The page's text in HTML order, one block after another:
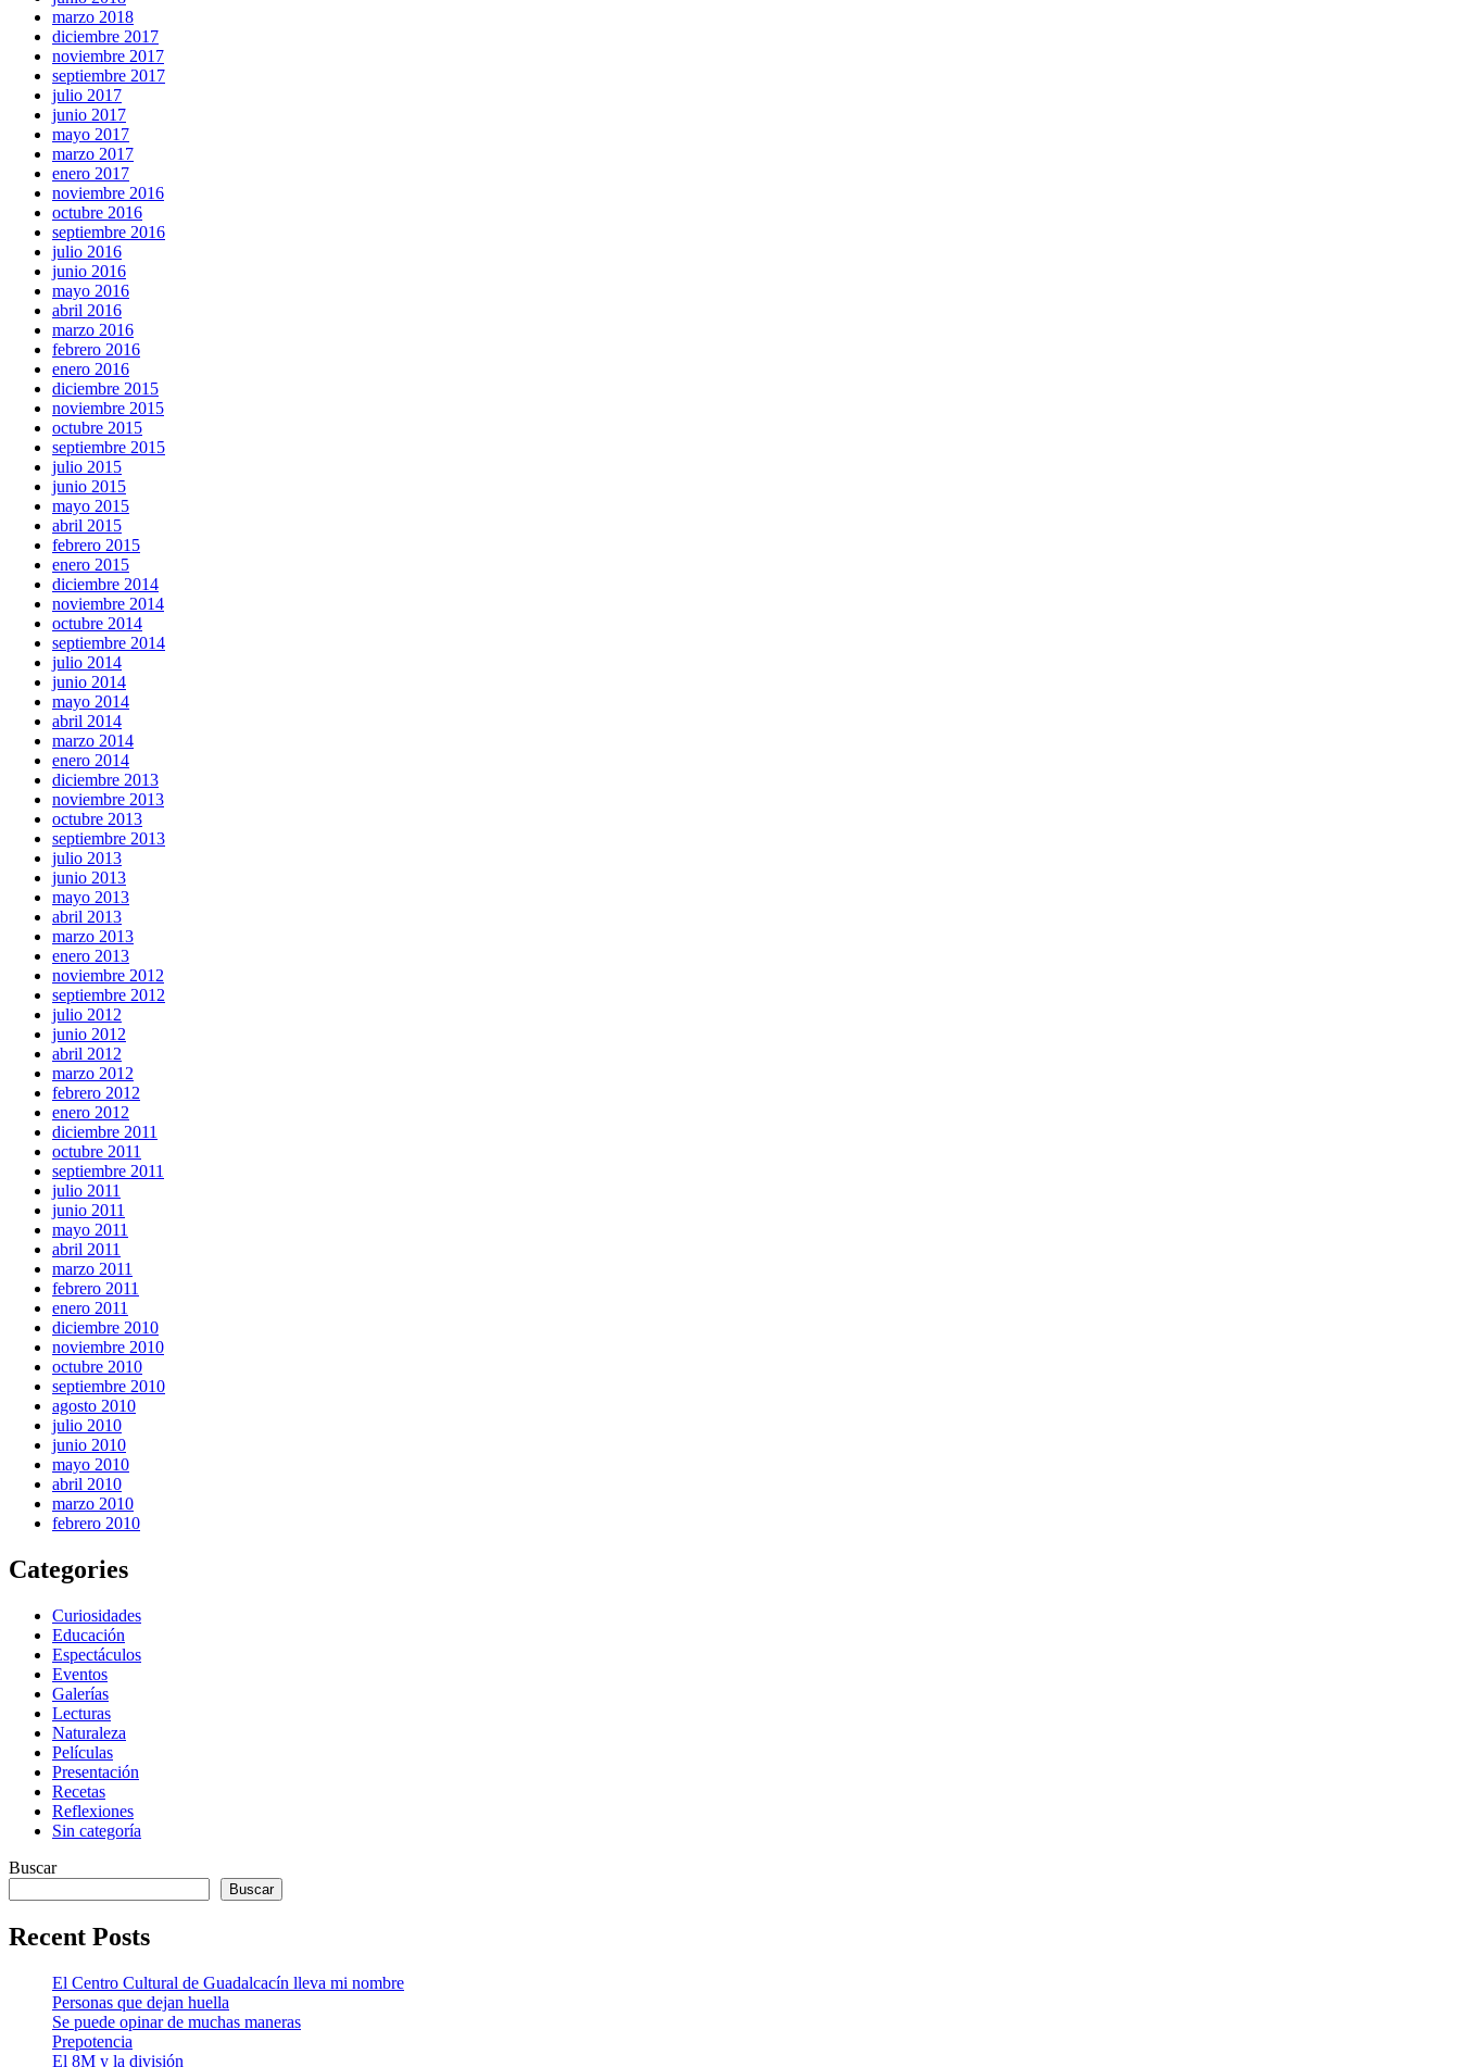
marzo 2018
diciembre 2017
noviembre 2017
septiembre 2017
julio 2017
junio 2017
mayo 2017
marzo 2017
enero 2017
noviembre 2016
octubre 2016
septiembre 2016
julio 2016
junio 2016
mayo 2016
abril 2016
marzo 2016
febrero 2016
enero 2016
diciembre 2015
noviembre 2015
octubre 2015
septiembre 2015
julio 2015
junio 2015
mayo 2015
abril 2015
febrero 2015
enero 2015
diciembre 2014
noviembre 2014
octubre 2014
septiembre 2014
julio 2014
junio 2014
mayo 2014
abril 2014
marzo 2014
enero 2014
diciembre 2013
noviembre 2013
octubre 2013
septiembre 2013
julio 2013
junio 2013
mayo 2013
abril 2013
marzo 2013
enero 2013
noviembre 2012
septiembre 2012
julio 2012
junio 2012
abril 2012
marzo 2012
febrero 2012
enero 2012
diciembre 2011
octubre 2011
septiembre 2011
julio 2011
junio 2011
mayo 2011
abril 2011
marzo 2011
febrero 2011
enero 2011
diciembre 2010
noviembre 2010
octubre 2010
septiembre 2010
agosto 2010
julio 2010
junio 2010
mayo 2010
abril 2010
marzo 2010
febrero 2010
Categories
Curiosidades
Educación
Espectáculos
Eventos
Galerías
Lecturas
Naturaleza
Películas
Presentación
Recetas
Reflexiones
Sin categoría
Buscar
Buscar
Recent Posts
El Centro Cultural de Guadalcacín lleva mi nombre
Personas que dejan huella
Se puede opinar de muchas maneras
Prepotencia
El 8M y la división